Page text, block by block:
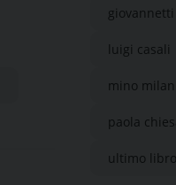
giovannetti
luigi casali
mino milani
paola
ultimo